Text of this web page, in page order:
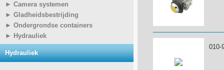
► Camera systemen
► Gladheidsbestrijding
► Ondergrondse containers
► Hydrauliek
Hydrauliek
010-